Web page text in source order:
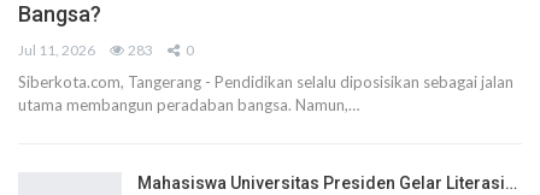
Bangsa?
Jul 11, 2026 283 0
Siberkota.com, Tangerang - Pendidikan selalu diposisikan sebagai jalan
utama membangun peradaban bangsa. Namun,…
Mahasiswa Universitas Presiden Gelar Literasi…